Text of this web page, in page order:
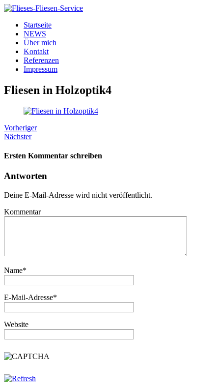
Startseite
NEWS
Über mich
Kontakt
Referenzen
Impressum
Fliesen in Holzoptik4
Vorheriger
Nächster
Ersten Kommentar schreiben
Antworten
Deine E-Mail-Adresse wird nicht veröffentlicht.
Kommentar
Name*
E-Mail-Adresse*
Website